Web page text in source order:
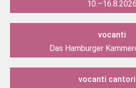
10.–16.8.2026
vocanti
Das Hamburger
vocanti